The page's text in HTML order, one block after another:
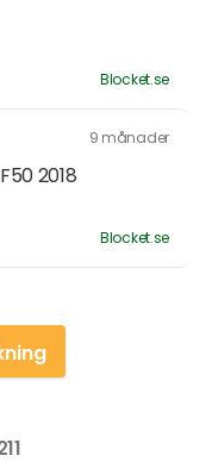
Blocket.se
9 månader
2018
Blocket.se